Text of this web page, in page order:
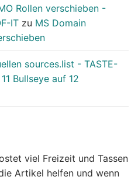
Rollen verschieben -
IT zu MS Domain
sources.list - TASTE-
Bullseye auf 12
viel Freizeit und Tassen
Artikel helfen und wenn